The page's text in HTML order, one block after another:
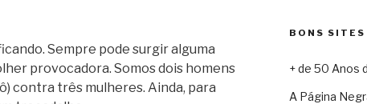
Sempre pode surgir alguma
provocadora. Somos dois homens
contra três mulheres. Ainda, para
BONS SITES
+ de 50 Anos
A Página